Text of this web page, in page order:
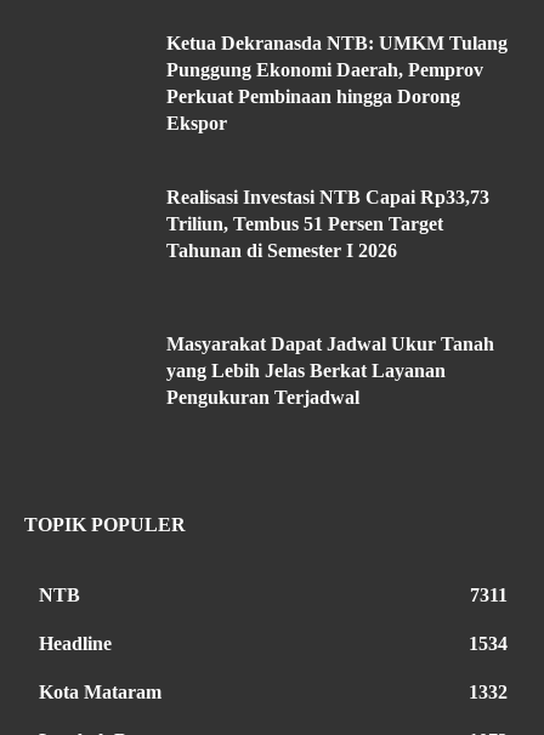
Ketua Dekranasda NTB: UMKM Tulang
Punggung Ekonomi Daerah, Pemprov
Perkuat Pembinaan hingga Dorong
Ekspor
Realisasi Investasi NTB Capai Rp33,73
Triliun, Tembus 51 Persen Target
Tahunan di Semester I 2026
Masyarakat Dapat Jadwal Ukur Tanah
yang Lebih Jelas Berkat Layanan
Pengukuran Terjadwal
TOPIK POPULER
NTB 7311
Headline 1534
Kota Mataram 1332